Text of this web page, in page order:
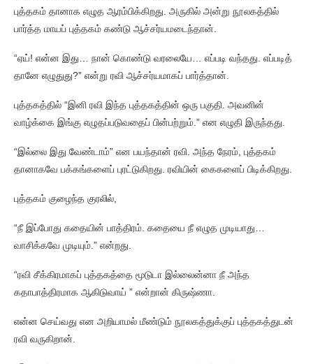
புத்தகம் தானாக எழுத ஆரம்பிக்கிறது. அருகில் அன்று நூலகத்தில்
பார்த்த மாயப் புத்தகம் கண்டு ஆச்சர்யமடைந்தான்.
“ஏய்! என்ன இது… நான் கொண்டு வரலையே… எப்படி வந்தது. எப்படித்
தானே எழுதுது?” என்று ரவி ஆச்சர்யமாகப் பார்த்தான்.
புத்தகத்தில் “இனி ரவி இந்த புத்தகத்தின் ஒரு பகுதி. அவனின்
வாழ்க்கை இங்கு எழுதப்படுவதைப் பின்பற்றும்.” என எழுதி இருந்தது.
“இல்லை இது வேண்டாம்” என பயந்தான் ரவி. அந்த நேரம், புத்தகம்
தானாகவே பக்கங்களைப் புரட்டுகிறது. ரவியின் கைகளைப் பிடிக்கிறது.
புத்தகம் குழைந்த குரலில்,
“நீ இப்போது கதையின் பாத்திரம். கதையை நீ எழுத முடியாது…
வாசிக்கவே முடியும்.” என்றது.
“ரவி சீக்கிரமாகப் புத்தகத்தை மூடுடா இல்லைன்னா நீ அந்த
கதாபாத்திரமாக ஆகிடுவாய் ” என்றான் கிருஷ்ணா.
என்ன செய்வது என அறியாமல் மீண்டும் நூலகத்துக்குப் புத்தகத்துடன்
ரவி வருகிறான்.